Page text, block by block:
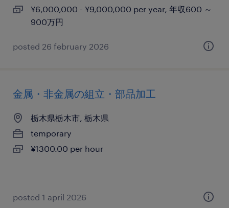
¥6,000,000 - ¥9,000,000 per year, 年収600 ～
900万円
posted 26 february 2026
金属・非金属の組立・部品加工
栃木県栃木市, 栃木県
temporary
¥1300.00 per hour
posted 1 april 2026